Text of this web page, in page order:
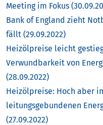
Meeting im Fokus
Bank of England zieht
fällt (29.09.2022)
Heizölpreise leicht
Verwundbarkeit von
(28.09.2022)
Heizölpreise: Hoch aber
leitungsgebundenen
(27.09.2022)